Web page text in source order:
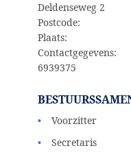
Deldenseweg 2
Postcode:
Plaats:
6939375
Voorzitter
Secretaris